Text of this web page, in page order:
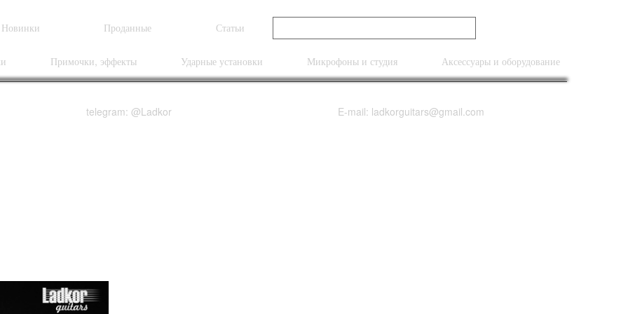
Новинки Проданные Статьи
Примочки, эффекты Ударные установки Микрофоны и студия Аксессуары и оборудование
telegram: @Ladkor E-mail: ladkorguitars@gmail.com